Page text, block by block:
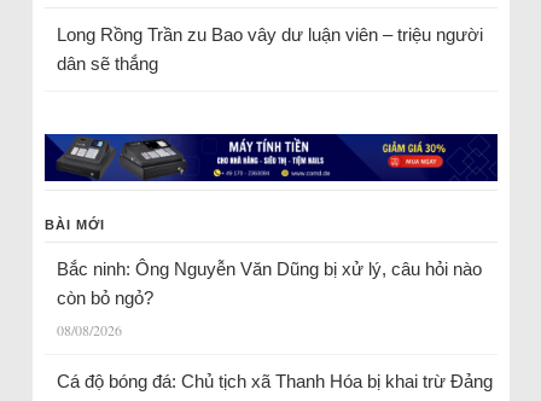
Long Rồng Trầnzu Bao vây dư luận viên – triệu người
dân sẽ thắng
BÀI MỚI
Bắc ninh: Ông Nguyễn Văn Dũng bị xử lý, câu hỏi nào
còn bỏ ngỏ?
08/08/2026
Cá độ bóng đá: Chủ tịch xã Thanh Hóa bị khai trừ Đảng